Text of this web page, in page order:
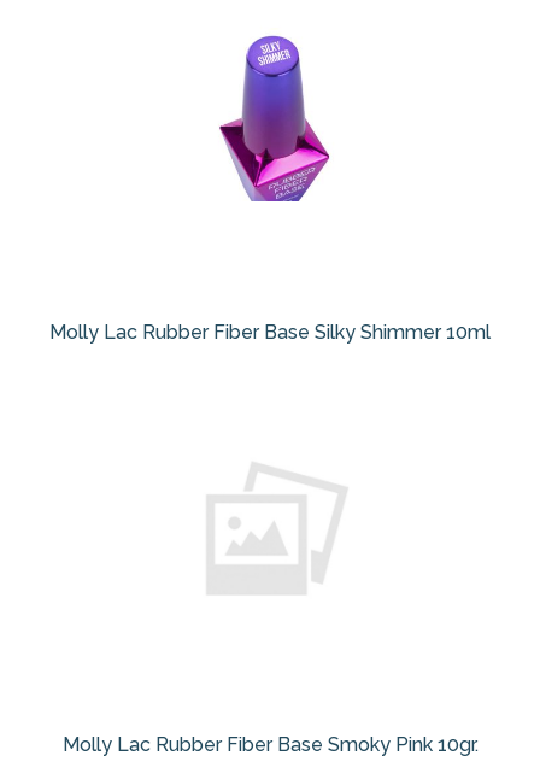
Molly Lac Rubber Fiber Base Silky Shimmer 10ml
Molly Lac Rubber Fiber Base Smoky Pink 10gr.